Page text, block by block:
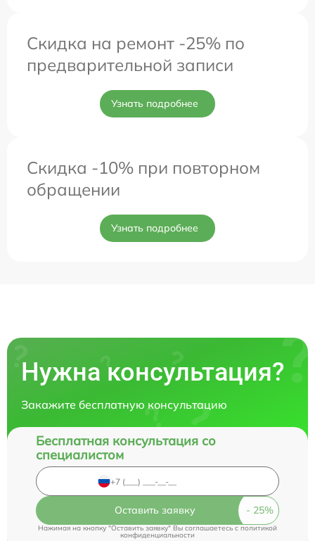
Скидка на ремонт -25% по
предварительной записи
Узнать подробнее
Скидка -10% при повторном
обращении
Узнать подробнее
Нужна консультация?
Закажите бесплатную консультацию
Бесплатная консультация со
специалистом
Оставить заявку
Нажимая на кнопку "Оставить заявку" Вы соглашаетесь c политикой
конфиденциальности